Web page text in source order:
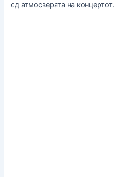
од атмосверата на концертот.